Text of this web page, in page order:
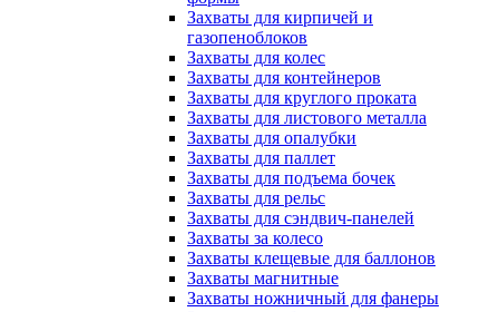
Захваты для кирпичей и
газопеноблоков
Захваты для колес
Захваты для контейнеров
Захваты для круглого проката
Захваты для листового металла
Захваты для опалубки
Захваты для паллет
Захваты для подъема бочек
Захваты для рельс
Захваты для сэндвич-панелей
Захваты за колесо
Захваты клещевые для баллонов
Захваты магнитные
Захваты ножничный для фанеры